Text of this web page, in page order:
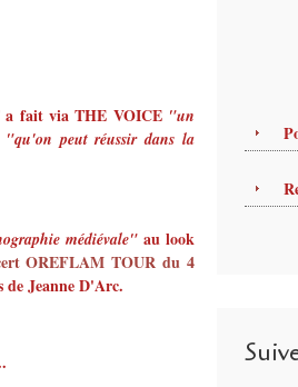
a fait via THE VOICE "un
"qu'on peut réussir dans la
médiévale" au look
OREFLAM TOUR du 4
de Jeanne D'Arc.